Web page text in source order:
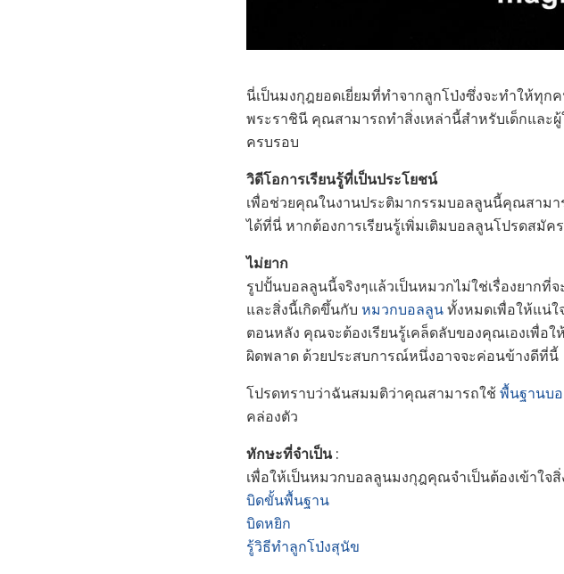
นี่เป็นมงกุฎยอดเยี่ยมที่ทำจากลูกโป่งซึ่งจะทำให้ทุ
พระราชินี คุณสามารถทำสิ่งเหล่านี้สำหรับเด็กและ
ครบรอบ
วิดีโอการเรียนรู้ที่เป็นประโยชน์
เพื่อช่วยคุณในงานประติมากรรมบอลลูนนี้คุณสาม
ได้ที่นี่ หากต้องการเรียนรู้เพิ่มเติมบอลลูนโปรดสมั
ไม่ยาก
รูปปั้นบอลลูนนี้จริงๆแล้วเป็นหมวกไม่ใช่เรื่องยากที่
และสิ่งนี้เกิดขึ้นกับ หมวกบอลลูน ทั้งหมดเพื่อให้แน่ใ
ตอนหลัง คุณจะต้องเรียนรู้เคล็ดลับของคุณเองเพื่อ
ผิดพลาด ด้วยประสบการณ์หนึ่งอาจจะค่อนข้างดีที่นี้
โปรดทราบว่าฉันสมมติว่าคุณสามารถใช้ พื้นฐานบ
คล่องตัว
ทักษะที่จำเป็น:
เพื่อให้เป็นหมวกบอลลูนมงกุฎคุณจำเป็นต้องเข้าใจสิ่
บิดขั้นพื้นฐาน
บิดหยิก
รู้วิธีทำลูกโป่งสุนัข